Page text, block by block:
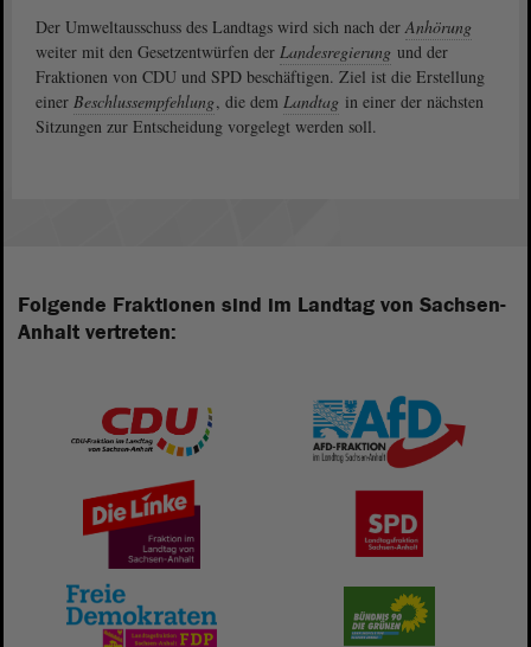
Der Umweltausschuss des Landtags wird sich nach der Anhörung
weiter mit den Gesetzentwürfen der Landesregierung und der
Fraktionen von CDU und SPD beschäftigen. Ziel ist die Erstellung
einer Beschlussempfehlung, die dem Landtag in einer der nächsten
Sitzungen zur Entscheidung vorgelegt werden soll.
Folgende Fraktionen sind im Landtag von Sachsen-
Anhalt vertreten: